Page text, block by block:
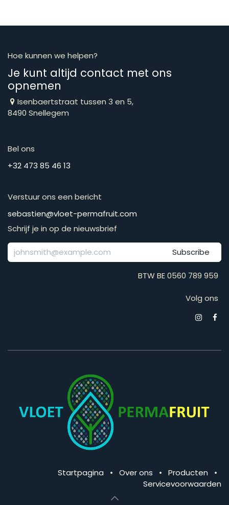
Hoe kunnen we helpen?
Je kunt altijd contact met ons
opnemen
Isenbaertstraat tussen 3 en 5,
8490 Snellegem
Bel ons
​​​​​​​​​​​​​​​​​​​​​​​+​3​2​ ​4​7​3​ ​8​5​ ​4​6​ ​1​3
Verstuur ons een bericht
​​​​​​​​​​​​​​​​​​​​​​​​​​​​s​e​b​a​s​t​i​e​n​@​v​l​o​e​t​-​p​e​r​m​a​f​r​u​it​.​c​o​m
Schrijf je in op de nieuwsbrief
Subscribe
BTW BE 0560 789 959
Volg ons
Startpagina • Over ons • Producten
•
Servicevoorwaarden